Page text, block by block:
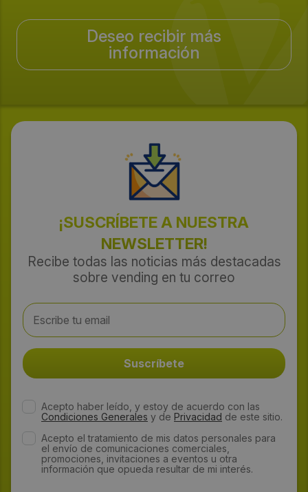
Deseo recibir más
información
¡SUSCRÍBETE A NUESTRA
NEWSLETTER!
Recibe todas las noticias más destacadas
sobre vending en tu correo
Acepto haber leído, y estoy de acuerdo con las
Condiciones Generales y de Privacidad de este sitio.
Acepto el tratamiento de mis datos personales para
el envío de comunicaciones comerciales,
promociones, invitaciones a eventos u otra
información que opueda resultar de mi interés.